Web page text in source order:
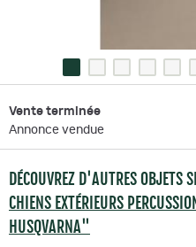
Vente terminée
Annonce vendue
DÉCOUVREZ D'AUTRES OBJETS
CHIENS EXTÉRIEURS
HUSQVARNA"